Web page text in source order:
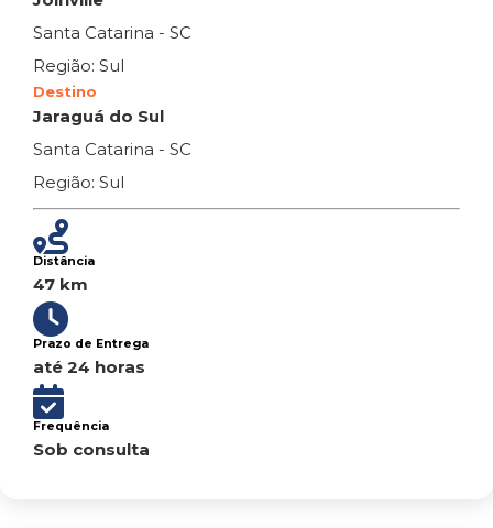
Santa Catarina - SC
Região: Sul
Destino
Jaraguá do Sul
Santa Catarina - SC
Região: Sul
Distância
47 km
Prazo de Entrega
até 24 horas
Frequência
Sob consulta